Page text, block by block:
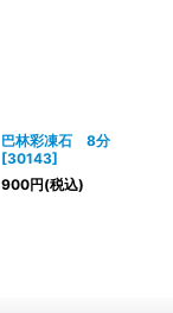
巴林彩凍石 8分
[30143]
900円(税込)